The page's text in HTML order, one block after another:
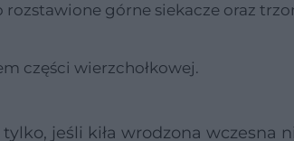
górne siekacze oraz
części wierzchołkowej.
jeśli kiła wrodzona wczesna